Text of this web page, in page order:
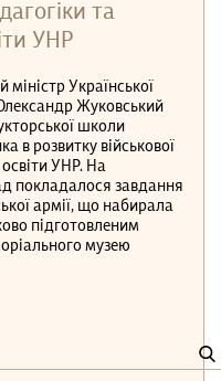
та
УНР
міністр Української
Жуковський
школи
в розвитку військової
освіти УНР. На
покладалося завдання
армії, що набирала
підготовленим
музею